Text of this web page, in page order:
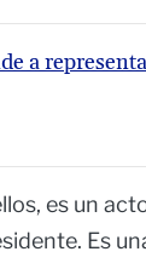
a
es un
Es